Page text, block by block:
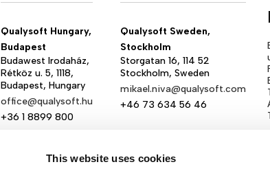
This website uses cookies
Qualysoft Hungary,
Budapest
Budawest Irodaház,
Rétköz u. 5, 1118,
Budapest, Hungary
office@qualysoft.hu
+36 1 8899 800
Qualysoft Sweden,
Stockholm
Storgatan 16, 114 52
Stockholm, Sweden
mikael.niva@qualysoft.com
+46 73 634 56 46